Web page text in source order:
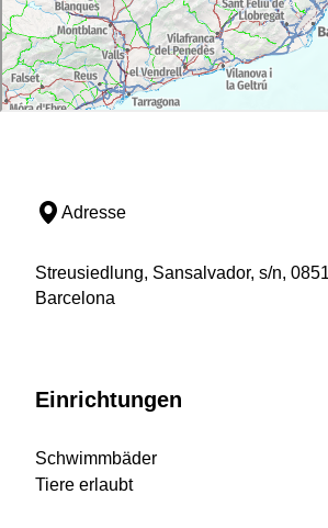
Adresse
Streusiedlung, Sansalvador, s/n,
Barcelona
Einrichtungen
Schwimmbäder
Tiere erlaubt